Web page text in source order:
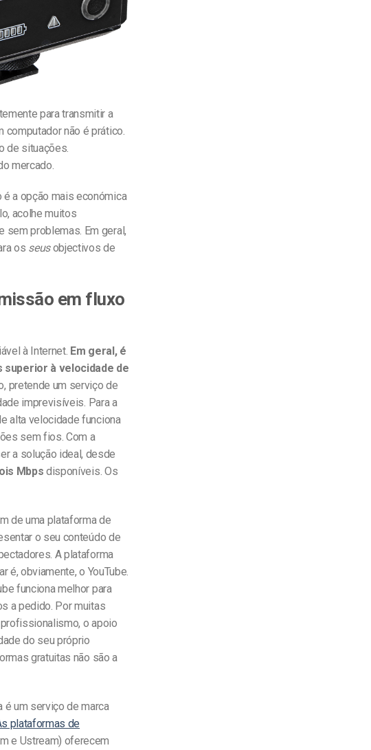
para transmitir a
não é prático.
de situações.
mercado.
a opção mais económica
acolhe muitos
problemas. Em geral,
os seusobjectivos de
em fluxo
à Internet. Em geral, é
superior à velocidade de
pretende um serviço de
imprevisíveis. Para a
alta velocidade funciona
sem fios. Com a
a solução ideal, desde
Mbps disponíveis. Os
de uma plataforma de
o seu conteúdo de
A plataforma
é, obviamente, o YouTube.
funciona melhor para
a pedido. Por muitas
o apoio
do seu próprio
gratuitas não são a
é um serviço de marca
plataformas de
e Ustream) oferecem